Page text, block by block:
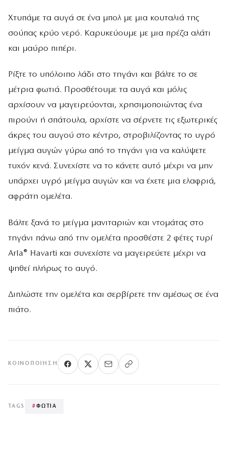
Χτυπάμε τα αυγά σε ένα μπολ με μια κουταλιά της
σούπας κρύο νερό. Καρυκεύουμε με μια πρέζα αλάτι
και μαύρο πιπέρι.
Ρίξτε το υπόλοιπο λάδι στο τηγάνι και βάλτε το σε
μέτρια φωτιά. Προσθέτουμε τα αυγά και μόλις
αρχίσουν να μαγειρεύονται, χρησιμοποιώντας ένα
πιρούνι ή σπάτουλα, αρχίστε να σέρνετε τις εξωτερικές
άκρες του αυγού στο κέντρο, στροβιλίζοντας το υγρό
μείγμα αυγών γύρω από το τηγάνι για να καλύψετε
τυχόν κενά. Συνεχίστε να το κάνετε αυτό μέχρι να μην
υπάρχει υγρό μείγμα αυγών και να έχετε μια ελαφριά,
αφράτη ομελέτα.
Βάλτε ξανά το μείγμα μανιταριών και ντομάτας στο
τηγάνι πάνω από την ομελέτα προσθέστε 2 φέτες τυρί
Arla® Havarti και συνεχίστε να μαγειρεύετε μέχρι να
ψηθεί πλήρως το αυγό.
Διπλώστε την ομελέτα και σερβίρετε την αμέσως σε ένα
πιάτο.
ΚΟΙΝΟΠΟΊΗΣΗ
TAGS #ΦΩΤΙΑ